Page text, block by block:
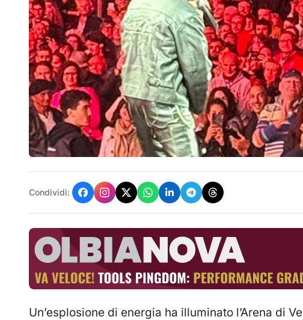
Condividi:
Un’esplosione di energia ha illuminato l’Arena di